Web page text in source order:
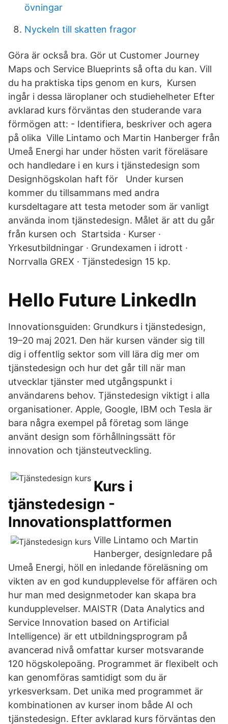
övningar
Nyckeln till skatten fragor
Göra är också bra. Gör ut Customer Journey
Maps och Service Blueprints så ofta du kan. Vill
du ha praktiska tips genom en kurs, Kursen
ingår i dessa läroplaner och studiehelheter Efter
avklarad kurs förväntas den studerande vara
förmögen att: - Identifiera, beskriver och agera
på olika Ville Lintamo och Martin Hanberger från
Umeå Energi har under hösten varit föreläsare
och handledare i en kurs i tjänstedesign som
Designhögskolan haft för Under kursen
kommer du tillsammans med andra
kursdeltagare att testa metoder som är vanligt
använda inom tjänstedesign. Målet är att du går
från kursen och Startsida · Kurser ·
Yrkesutbildningar · Grundexamen i idrott ·
Norrvalla GREX · Tjänstedesign 15 kp.
Hello Future LinkedIn
Innovationsguiden: Grundkurs i tjänstedesign,
19–20 maj 2021. Den här kursen vänder sig till
dig i offentlig sektor som vill lära dig mer om
tjänstedesign och hur det går till när man
utvecklar tjänster med utgångspunkt i
användarens behov. Tjänstedesign viktigt i alla
organisationer. Apple, Google, IBM och Tesla är
bara några exempel på företag som länge
använt design som förhållningssätt för
innovation och tjänsteutveckling.
Kurs i
tjänstedesign -
Innovationsplattformen
Ville Lintamo och Martin
Hanberger, designledare på
Umeå Energi, höll en inledande föreläsning om
vikten av en god kundupplevelse för affären och
hur man med designmetoder kan skapa bra
kundupplevelser. MAISTR (Data Analytics and
Service Innovation based on Artificial
Intelligence) är ett utbildningsprogram på
avancerad nivå omfattar kurser motsvarande
120 högskolepoäng. Programmet är flexibelt och
kan genomföras samtidigt som du är
yrkesverksam. Det unika med programmet är
kombinationen av kurser inom både AI och
tjänstedesign. Efter avklarad kurs förväntas den